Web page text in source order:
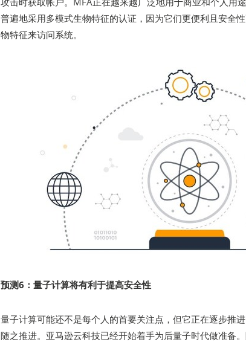
普遍地采用多模式生物特征的认证，因为它们更便利且安全
物特征来访问系统。
预测6：量子计算将有利于提高安全性
量子计算可能还不是每个人的首要关注点，但它正在逐步推
随之推进。亚马逊云科技已经开始着手为后量子时代做准备